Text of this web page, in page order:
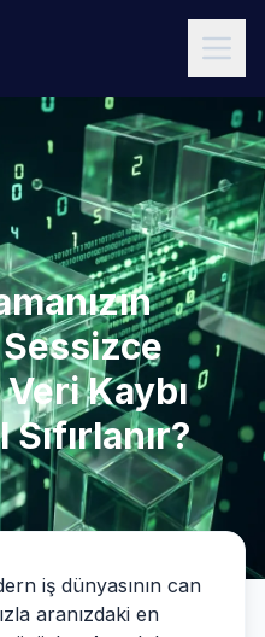
Kaybı
iş dünyasının can
aranızdaki en